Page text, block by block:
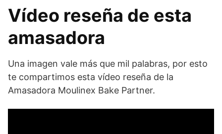
Vídeo reseña de esta
amasadora
Una imagen vale más que mil palabras, por esto
te compartimos esta vídeo reseña de la
Amasadora Moulinex Bake Partner.